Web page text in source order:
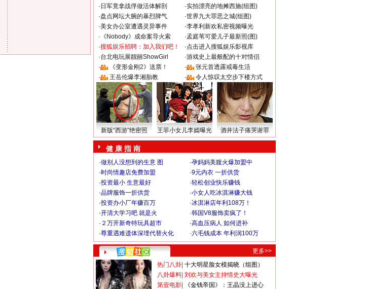
· 日军竟拿战俘做活体解剖 ·实拍漂亮的地摊西施(组图)
·盘点网坛大腕的暴烈脾气 ·世界九大罪恶之城(组图)
·美女办公室遭遇灵异事件 ·李孝利新欢私密视频曝光
· 《Nobody》成命案导火索 ·孟庭苇可爱儿子最新照(图)
·搜狐娱乐招聘：加入我们吧！ ·点击进入搜狐娱乐影视库
·台北电玩展靓丽ShowGirl ·游戏史上最般配的十对情侣
·
《变形金刚2》送票！ ·
张元首透露戒毒生活
·
王岳伦爆李湘胎教 · 令人惊叹太空步下楼方式
新版“西游”绝密照 王菲小女儿李嫣曝光 酒井法子痛哭谢罪
健 康 指 南
·做别人没想到的生意 图 ·孕妈妈美腹火爆加盟中
·时尚情趣店免费加盟 ·9元内衣 一折供货
·投资最小 生意最好 ·轻松创业快乐赚钱
·品牌服饰一折供货 ·小女人吃冰淇淋赚大钱
·投资办小厂年赚百万 ·冰淇淋店年利108万！
·开清大学习吧 就是火 ·韩国V8服饰卖疯了！
· ２万开新奇特玩具超市 ·高血压病人 如何进补
·尊重遇难遗体深埋代替火化 ·六毛钱成本 年利润100万
更多>>
热门八卦 十大明星脸女模揭晓（组图）
八卦爆料 刘欢与美女主持情史大曝光
第壹电影
《金钱帝国》：王晶没上进心